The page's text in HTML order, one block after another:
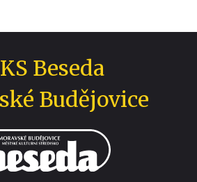
Beseda
Budějovice